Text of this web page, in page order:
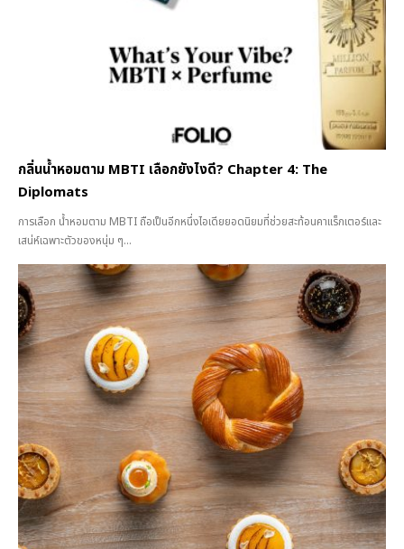
กลิ่นน้ำหอมตาม MBTI เลือกยังไงดี? Chapter 4: The
Diplomats
การเลือก น้ำหอมตาม MBTI ถือเป็นอีกหนึ่งไอเดียยอดนิยมที่ช่วยสะท้อนคาแร็กเตอร์และ
เสน่ห์เฉพาะตัวของหนุ่ม ๆ...